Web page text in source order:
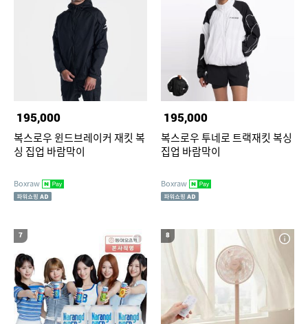
195,000
복스로우 윈드브레이커 재킷 복
싱 집업 바람막이
Boxraw
195,000
복스로우 투네로 트랙재킷 복싱
집업 바람막이
Boxraw
7 8